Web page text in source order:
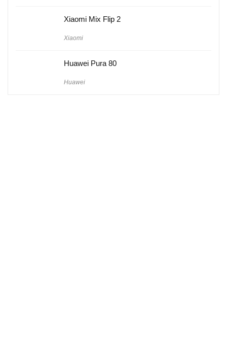
Xiaomi Mix Flip 2
Xiaomi
Huawei Pura 80
Huawei